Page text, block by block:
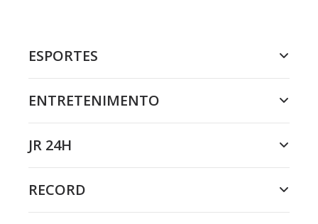
ESPORTES
ENTRETENIMENTO
JR 24H
RECORD